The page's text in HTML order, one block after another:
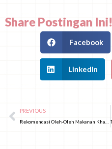
Share Postingan Ini!
Facebook
LinkedIn
PREVIOUS